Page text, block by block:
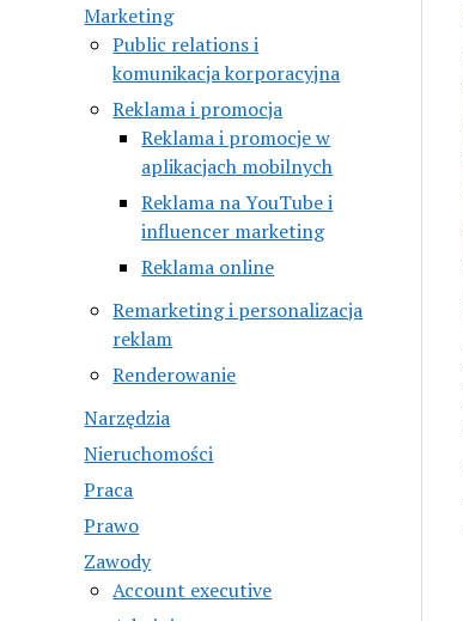
Marketing
Public relations i
komunikacja korporacyjna
Reklama i promocja
Reklama i promocje w
aplikacjach mobilnych
Reklama na YouTube i
influencer marketing
Reklama online
Remarketing i personalizacja
reklam
Renderowanie
Narzędzia
Nieruchomości
Praca
Prawo
Zawody
Account executive